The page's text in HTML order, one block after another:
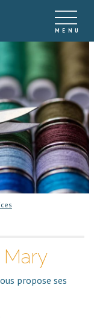
propose ses